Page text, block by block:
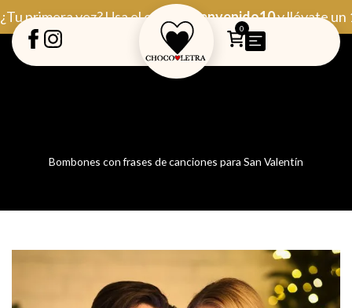
al
contenido
¿Tu primera vez? Usa el código Bienvenido10y llévate un
0
Bombones con frases de canciones para San Valentín